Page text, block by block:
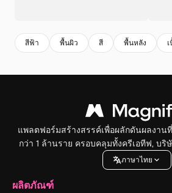
สีฟ้า พื้นผิว สี พื้นหลัง
แพลตฟอร์มสร้างสรรค์เพื่อผลักดันผลงา
กว่า 1 ล้านราย ครอบคลุมทั้งครีเอทีฟ, บริ
ภาษาไทย
ผลิตภัณฑ์